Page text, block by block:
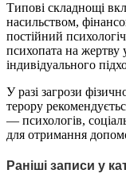
Типові складнощі
насильством,
постійний
психопата на жертву
індивідуального
У разі загрози
терору
— психологів,
для отримання
Раніші записи у